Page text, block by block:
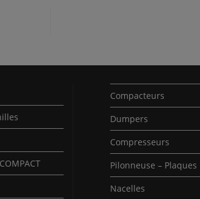
Compacteurs
Dumpers
Compresseurs
Pilonneuse – Plaques
Nacelles